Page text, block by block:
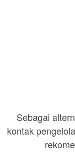
Sebagai
kontak